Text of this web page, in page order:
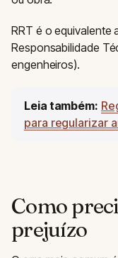
RRT é o equivalente
Responsabilidade
engenheiros).
Leia também:
para regularizar
Como
prejuízo